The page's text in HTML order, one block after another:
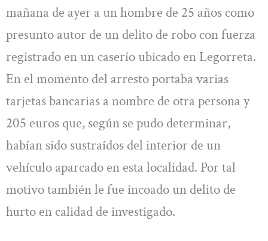
mañana de ayer a un hombre de 25 años como
presunto autor de un delito de robo con fuerza
registrado en un caserío ubicado en Legorreta.
En el momento del arresto portaba varias
tarjetas bancarias a nombre de otra persona y
205 euros que, según se pudo determinar,
habían sido sustraídos del interior de un
vehículo aparcado en esta localidad. Por tal
motivo también le fue incoado un delito de
hurto en calidad de investigado.